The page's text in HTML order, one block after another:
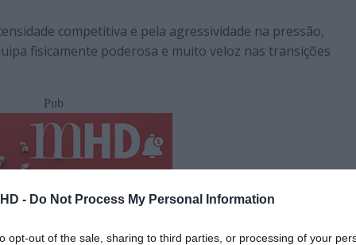
- Do Not Process My Personal Information
opt-out of the sale, sharing to third parties, or processing of your
competitiva e pela agressividade na pressão,
fisicamente poderosa e muito veloz nas transições
Pub